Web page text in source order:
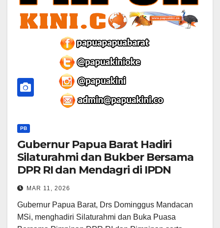
PB
Gubernur Papua Barat Hadiri
Silaturahmi dan Bukber Bersama
DPR RI dan Mendagri di IPDN
MAR 11, 2026
Gubernur Papua Barat, Drs Dominggus Mandacan
MSi, menghadiri Silaturahmi dan Buka Puasa